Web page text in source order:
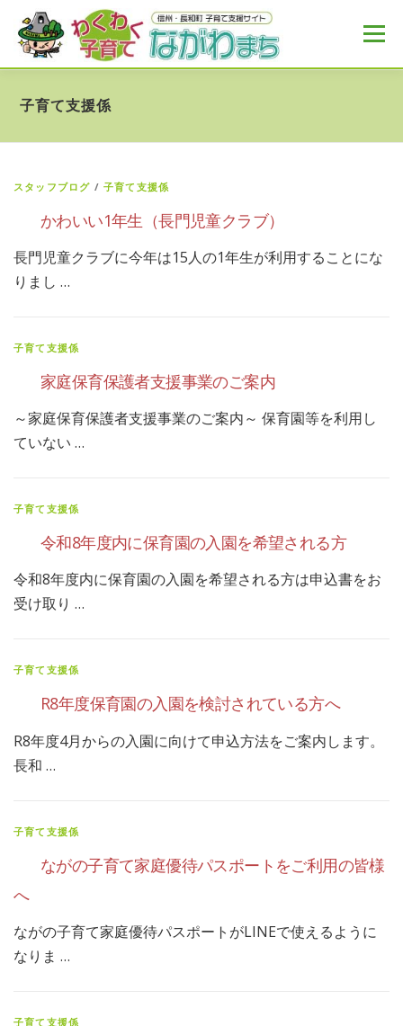
メニュー
HOME MENU
子育て支援係
スタッフブログ /子育て支援係
かわいい1年生（長門児童クラブ）
長門児童クラブに今年は15人の1年生が利用することにな
りまし …
子育て支援係
家庭保育保護者支援事業のご案内
～家庭保育保護者支援事業のご案内～ 保育園等を利用し
ていない …
子育て支援係
令和8年度内に保育園の入園を希望される方
令和8年度内に保育園の入園を希望される方は申込書をお
受け取り …
子育て支援係
R8年度保育園の入園を検討されている方へ
R8年度4月からの入園に向けて申込方法をご案内します。
長和 …
子育て支援係
ながの子育て家庭優待パスポートをご利用の皆様
へ
ながの子育て家庭優待パスポートがLINEで使えるように
なりま …
子育て支援係